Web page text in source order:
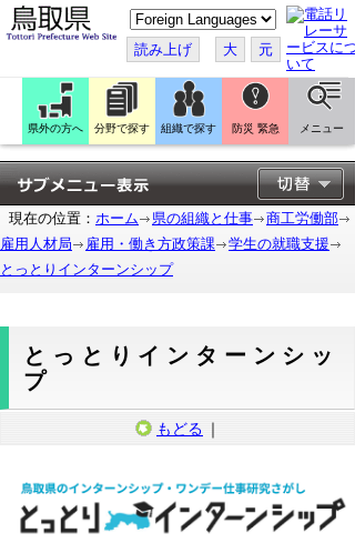
こ
の
ペ
ー
ジ
翻
訳
す
る
読み上げ 大 元
県外の方へ 分野で探す 組織で探す 防災 緊急 メニュー
現在の位置： ホーム 県の組織と仕事
商工労働部
雇用人材局
雇用・働き方政策課
学生の就職支援
とっとりインターンシップ
とっとりインターンシッ
プ
もどる ｜